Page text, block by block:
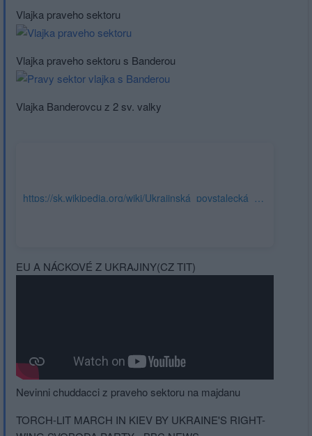
Vlajka praveho sektoru
Vlajka praveho sektoru s Banderou
Vlajka Banderovcu z 2 sv. valky
https://sk.wikipedia.org/wiki/Ukrajinská_povstalecká_armáda
EU A NÁCKOVÉ Z UKRAJINY(CZ TIT)
Nevinni chuddacci z praveho sektoru na majdanu
TORCH-LIT MARCH IN KIEV BY UKRAINE'S RIGHT-